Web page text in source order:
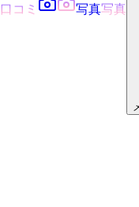
口コミ 写真写真